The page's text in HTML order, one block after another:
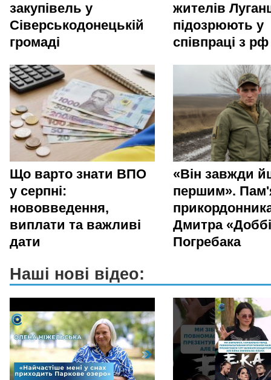
закупівель у
Сіверськодонецькій
громаді
жителів
підозрюють у
співпраці з рф
Що варто знати ВПО
у серпні:
нововведення,
виплати та важливі
дати
«Він завжди
першим».
Дмитра
Погребака
Наші нові відео: